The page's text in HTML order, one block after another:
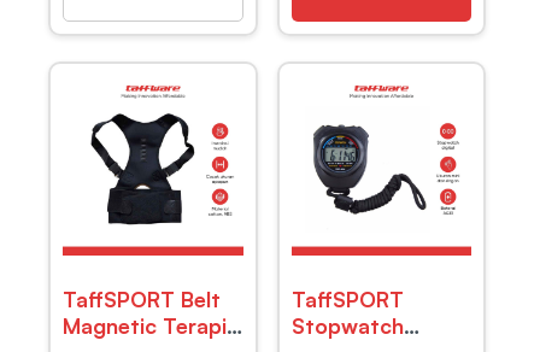
TaffSPORT Belt
Magnetic Terapi
TaffSPORT
Stopwatch